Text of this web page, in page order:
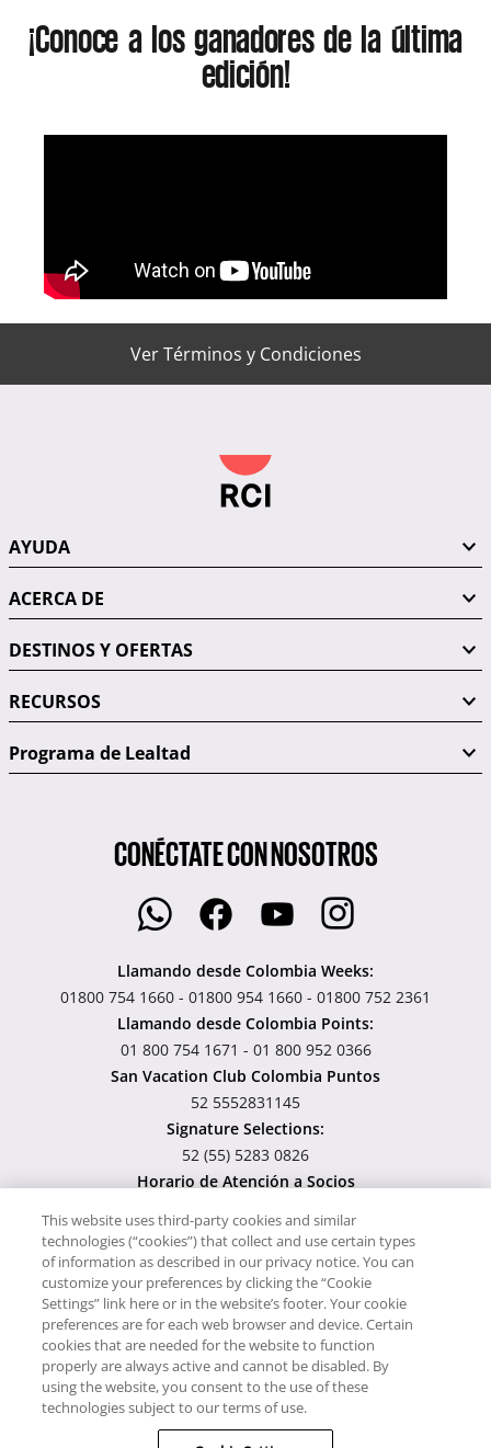
¡Conoce a los ganadores de la última
edición!
Ver Términos y Condiciones
AYUDA
ACERCA DE
DESTINOS Y OFERTAS
RECURSOS
Programa de Lealtad
CONÉCTATE CON NOSOTROS
Llamando desde Colombia Weeks:
01800 754 1660 - 01800 954 1660 - 01800 752 2361
Llamando desde Colombia Points:
01 800 754 1671 - 01 800 952 0366
San Vacation Club Colombia Puntos
52 5552831145
Signature Selections:
52 (55) 5283 0826
Horario de Atención a Socios
Usamos cookies para poder darte una mejor experiencia al
visitar nuestro sitio, al continuar utilizándolo estás dando
consentimiento a nuestro uso de éstas. Para saber más sobre
cómo utilizamos las cookies y cómo manejarlas visita nuestro
Aviso de Privacidad.
Todo el material publicado en esta página es propiedad de RCI
LATINOAMERICA S.A. Todos los derechos reservados. Sitio Web
This website uses third-party cookies and similar
technologies (“cookies”) that collect and use certain types
of information as described in our privacy notice. You can
customize your preferences by clicking the “Cookie
Settings” link here or in the website’s footer. Your cookie
preferences are for each web browser and device. Certain
cookies that are needed for the website to function
properly are always active and cannot be disabled. By
using the website, you consent to the use of these
technologies subject to our terms of use.